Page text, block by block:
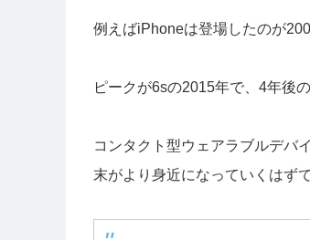
例えばiPhoneは登場したのが
ピークが6sの2015年で、4年後
コンタクト型ウェアラブルデバ
末がより身近になっていくはずで